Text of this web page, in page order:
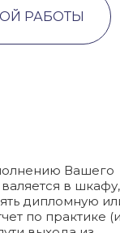
РАБОТЫ
Вашего
в
дипломную
по практике